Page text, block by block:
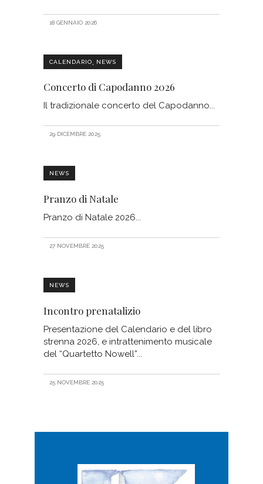
18 GENNAIO 2026
CALENDARIO NEWS
Concerto di Capodanno 2026
Il tradizionale concerto del Capodanno
29 DICEMBRE 2025
NEWS
Pranzo di Natale
Pranzo di Natale 2026
27 NOVEMBRE 2025
NEWS
Incontro prenatalizio
Presentazione del Calendario e del libro
strenna 2026, e intrattenimento musicale
del “Quartetto Nowell”
25 NOVEMBRE 2025